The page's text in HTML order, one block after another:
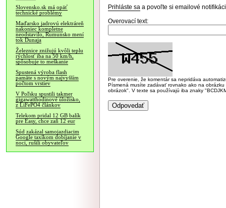
Slovensko.sk má opäť
technické problémy
Maďarsko jadrovú elektráreň
nakoniec kompletne
neodstavilo, Rumunsko mení
tok Dunaja
Železnice znižujú kvôli teplu
rýchlosť iba na 50 km/h,
spôsobuje to meškanie
Spustená výroba flash
pamäte s novým najvyšším
počtom vrstiev
V Poľsku spustili takmer
gigawatthodinové úložisko,
z LiFePO4 článkov
Telekom pridal 12 GB balík
pre Easy, chce zaň 12 eur
Súd zakázal samojazdiacim
Google taxíkom dobíjanie v
noci, rušili obyvateľov
Prihláste sa a povoľte si emailové
Overovací text:
Pre overenie, že komentár sa nepridáva
Písmená musíte zadávať rovnako ako na
obrázok". V texte sa používajú iba znaky